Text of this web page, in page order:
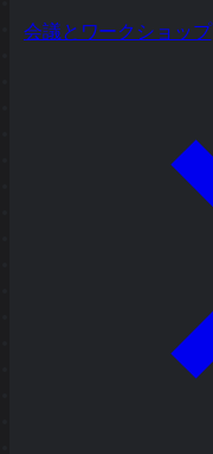
会議とワークショップ